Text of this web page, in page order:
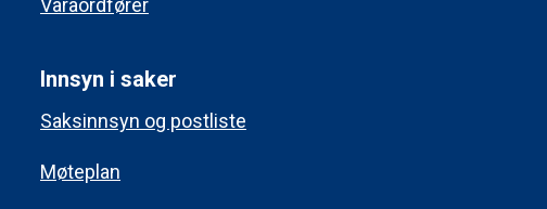
Varaordfører
Innsyn i saker
Saksinnsyn og postliste
Møteplan